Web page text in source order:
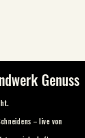
Genuss
– live von